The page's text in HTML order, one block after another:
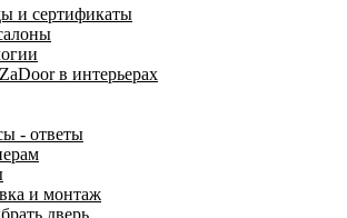
и сертификаты
в интерьерах
- ответы
и монтаж
дверь